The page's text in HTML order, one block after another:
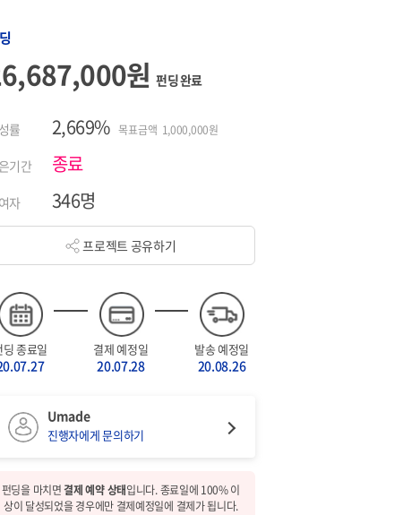
원펀딩 완료
률 2,669% 목표금액 1,000,000원
기간 종료
자 346명
프로젝트 공유하기
딩 종료일 결제 예정일
20.07.28
발송 예정일
20.08.26
Umade
진행자에게 문의하기
펀딩을 마치면결제 예약 상태입니다. 종료일에 100% 이
상이 달성되었을 경우에만 결제예정일에 결제가 됩니다.